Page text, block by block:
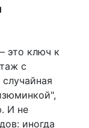
это ключ к
с
И не
иногда